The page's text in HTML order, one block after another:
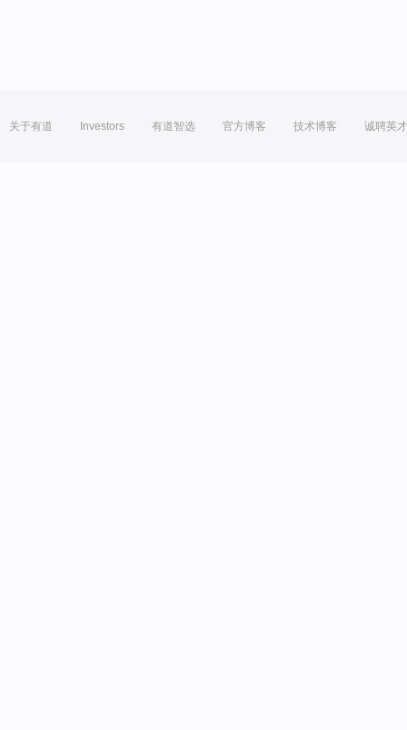
关于有道 Investors 有道智选 官方博客 技术博客 诚聘英才